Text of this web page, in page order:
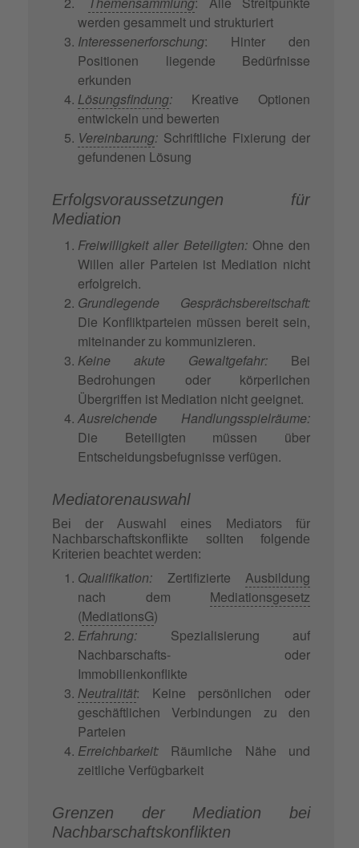
werden gesammelt und strukturiert
Interessenerforschung: Hinter den
Positionen liegende Bedürfnisse
erkunden
Lösungsfindung: Kreative Optionen
entwickeln und bewerten
Vereinbarung: Schriftliche Fixierung der
gefundenen Lösung
Erfolgsvoraussetzungen für
Mediation
Freiwilligkeit aller Beteiligten:Ohne den
Willen aller Parteien ist Mediation nicht
erfolgreich.
Grundlegende Gesprächsbereitschaft:
Die Konfliktparteien müssen bereit sein,
miteinander zu kommunizieren.
Keine akute Gewaltgefahr: Bei
Bedrohungen oder körperlichen
Übergriffen ist Mediation nicht geeignet.
Ausreichende Handlungsspielräume:
Die Beteiligten müssen über
Entscheidungsbefugnisse verfügen.
Mediatorenauswahl
Bei der Auswahl eines Mediators für
Nachbarschaftskonflikte sollten folgende
Kriterien beachtet werden:
Qualifikation: Zertifizierte Ausbildung
nach dem Mediationsgesetz
(MediationsG)
Erfahrung: Spezialisierung auf
Nachbarschafts- oder
Immobilienkonflikte
Neutralität: Keine persönlichen oder
geschäftlichen Verbindungen zu den
Parteien
Erreichbarkeit: Räumliche Nähe und
zeitliche Verfügbarkeit
Grenzen der Mediation bei
Nachbarschaftskonflikten